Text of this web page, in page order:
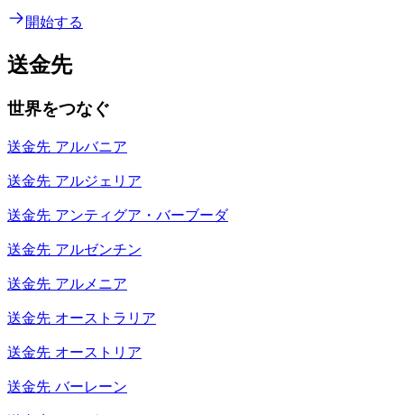
開始する
送金先
世界をつなぐ
送金先 アルバニア
送金先 アルジェリア
送金先 アンティグア・バーブーダ
送金先 アルゼンチン
送金先 アルメニア
送金先 オーストラリア
送金先 オーストリア
送金先 バーレーン